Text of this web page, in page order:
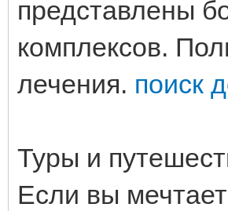
представлены
комплексов.
лечения. поиск
Туры и
Если вы